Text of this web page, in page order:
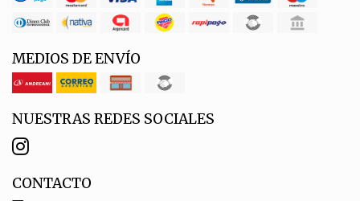
MEDIOS DE ENVÍO
NUESTRAS REDES SOCIALES
CONTACTO